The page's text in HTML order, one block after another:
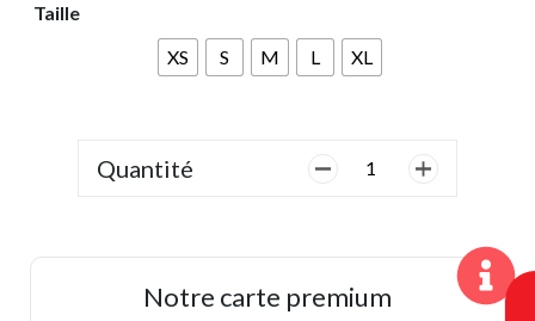
Taille
XS
S M L XL
Quantité
quantité
Manchons
Bras
Notre carte premium